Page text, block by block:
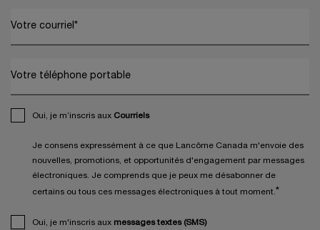
Votre courriel *
Votre téléphone portable
Oui, je m’inscris aux Courriels
Je consens expressément à ce que Lancôme Canada m'envoie des
nouvelles, promotions, et opportunités d'engagement par messages
électroniques. Je comprends que je peux me désabonner de
certains ou tous ces messages électroniques à tout moment. *
Oui, je m'inscris aux messages textes (SMS)